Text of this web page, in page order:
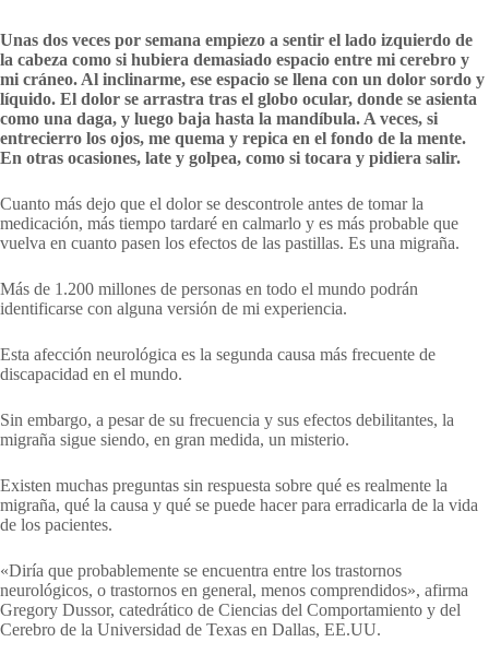
Unas dos veces por semana empiezo a sentir el lado izquierdo de
la cabeza como si hubiera demasiado espacio entre mi cerebro y
mi cráneo. Al inclinarme, ese espacio se llena con un dolor sordo y
líquido. El dolor se arrastra tras el globo ocular, donde se asienta
como una daga, y luego baja hasta la mandíbula. A veces, si
entrecierro los ojos, me quema y repica en el fondo de la mente.
En otras ocasiones, late y golpea, como si tocara y pidiera salir.
Cuanto más dejo que el dolor se descontrole antes de tomar la
medicación, más tiempo tardaré en calmarlo y es más probable que
vuelva en cuanto pasen los efectos de las pastillas. Es una migraña.
Más de 1.200 millones de personas en todo el mundo podrán
identificarse con alguna versión de mi experiencia.
Esta afección neurológica es la segunda causa más frecuente de
discapacidad en el mundo.
Sin embargo, a pesar de su frecuencia y sus efectos debilitantes, la
migraña sigue siendo, en gran medida, un misterio.
Existen muchas preguntas sin respuesta sobre qué es realmente la
migraña, qué la causa y qué se puede hacer para erradicarla de la vida
de los pacientes.
«Diría que probablemente se encuentra entre los trastornos
neurológicos, o trastornos en general, menos comprendidos», afirma
Gregory Dussor, catedrático de Ciencias del Comportamiento y del
Cerebro de la Universidad de Texas en Dallas, EE.UU.